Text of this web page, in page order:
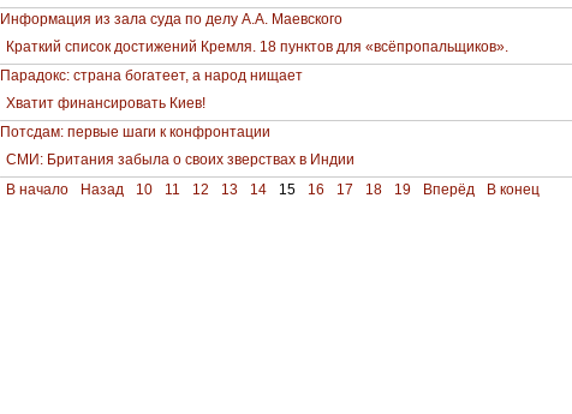
Информация из зала суда по делу А.А. Маевского
Краткий список достижений Кремля. 18 пунктов для «всёпропальщиков».
Парадокс: страна богатеет, а народ нищает
Хватит финансировать Киев!
Потсдам: первые шаги к конфронтации
СМИ: Британия забыла о своих зверствах в Индии
В начало
Назад 10 11 12 13 14 15 16 17 18 19 Вперёд В конец